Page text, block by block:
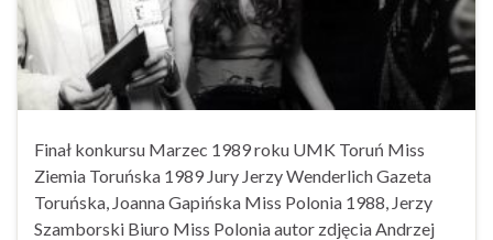
Finał konkursu Marzec 1989 roku UMK Toruń Miss
Ziemia Toruńska 1989 Jury Jerzy Wenderlich Gazeta
Toruńska, Joanna Gapińska Miss Polonia 1988, Jerzy
Szamborski Biuro Miss Polonia autor zdjęcia Andrzej